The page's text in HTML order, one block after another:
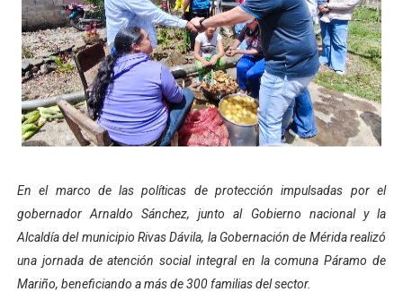
Corposalud y Secretaría Social fortalecen la atención
Inicia el plan vacacional Venezuela Renace en el
Entregan planta eléctrica para fortalecer la atención
Expertos inspeccionan espacios del OAN para la
Dictan MasterClass en el marco del Encuentro LAGO
Campo Elías avanza con plan de asfaltado
Encuentro estadal fortalece la coordinación de
En el marco de las políticas de protección impulsadas por el
gobernador Arnaldo Sánchez, junto al Gobierno nacional y la
Alcaldía del municipio Rivas Dávila, la Gobernación de Mérida realizó
una jornada de atención social integral en la comuna Páramo de
Mariño, beneficiando a más de 300 familias del sector.